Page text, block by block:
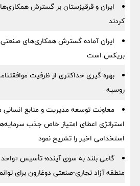
ایران و قرقیزستان بر گسترش
کردند
ایران آماده گسترش همکاری‌های صنعتی
بریکس است
بهره گیری حداکثری از ظرفیت
روسیه
معاونت توسعه مدیریت و منابع انسانی
استراتژی اعطای امتیاز خاص جذب
استخدامی اخیر را تشریح نمود
گامی بلند به سوی آینده؛ تأسیس
منطقه آزاد تجاری-صنعتی دوغارون برای